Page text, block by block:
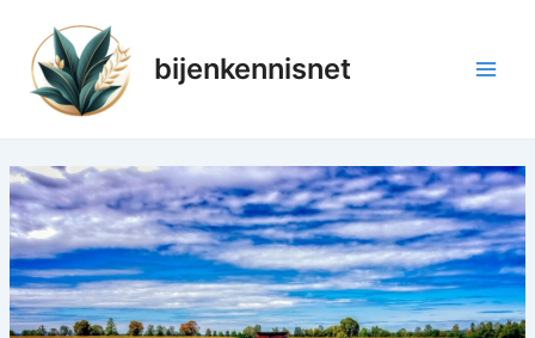
inhoud
bijenkennisnet